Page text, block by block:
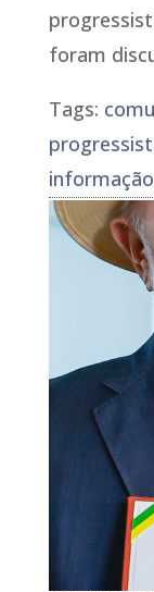
foram
Tags:
informação